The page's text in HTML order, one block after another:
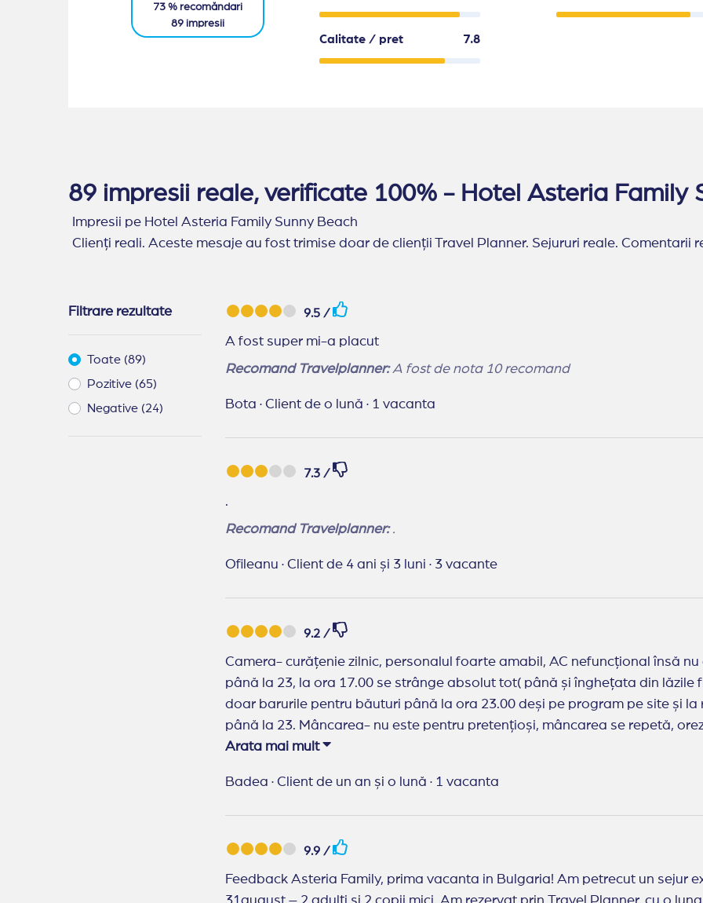
73 % recomăndari
89 impresii
Calitate / pret 7.8
89 impresii reale, verificate 100% - Hotel Asteria Family
Impresii pe Hotel Asteria Family Sunny Beach
Clienți reali. Aceste mesaje au fost trimise doar de clienții Travel Planner. Sejururi reale. Comentarii
Filtrare rezultate
Toate (89)
Pozitive (65)
Negative (24)
9.5 /
A fost super mi-a placut
Recomand Travelplanner: A fost de nota 10 recomand
Bota · Client de o lună · 1 vacanta
7.3 /
.
Recomand Travelplanner: .
Ofileanu · Client de 4 ani și 3 luni · 3 vacante
9.2 /
Camera- curățenie zilnic, personalul foarte amabil, AC nefuncțional însă nu am avut nevoie.
până la 23, la ora 17.00 se strânge absolut tot( până și înghețata din lăzile
doar barurile pentru băuturi până la ora 23.00 deși pe program pe site și
până la 23. Mâncarea- nu este pentru pretențioși, mâncarea se repetă,
tipurile de carne încât nici nu știi ce mănânci, o singură seară a fost reușită
agenție!
Arata mai mult
Badea · Client de un an și o lună · 1 vacanta
9.9 /
Feedback Asteria Family, prima vacanta in Bulgaria! Am petrecut un sejur